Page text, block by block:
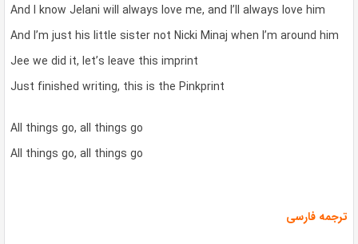
And I know Jelani will always love me, and I’ll always love him
And I’m just his little sister not Nicki Minaj when I’m around him
Jee we did it, let’s leave this imprint
Just finished writing, this is the Pinkprint
All things go, all things go
All things go, all things go
ترجمه فارسی